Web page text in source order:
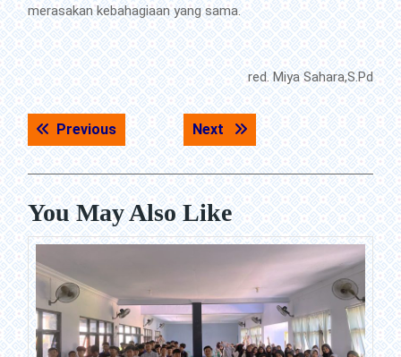
merasakan kebahagiaan yang sama.
red. Miya Sahara,S.Pd
Navigasi
posPreviousPrevious post:
Next Next post:
You May Also Like